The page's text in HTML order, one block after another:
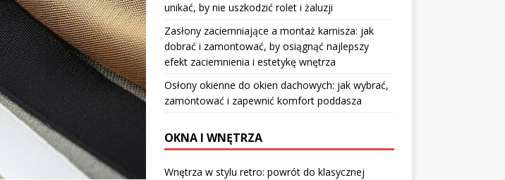
unikać, by nie uszkodzić rolet i żaluzji
Zasłony zaciemniające a montaż karnisza: jak
dobrać i zamontować, by osiągnąć najlepszy
efekt zaciemnienia i estetykę wnętrza
Osłony okienne do okien dachowych: jak wybrać,
zamontować i zapewnić komfort poddasza
OKNA I WNĘTRZA
Wnętrza w stylu retro: powrót do klasycznej